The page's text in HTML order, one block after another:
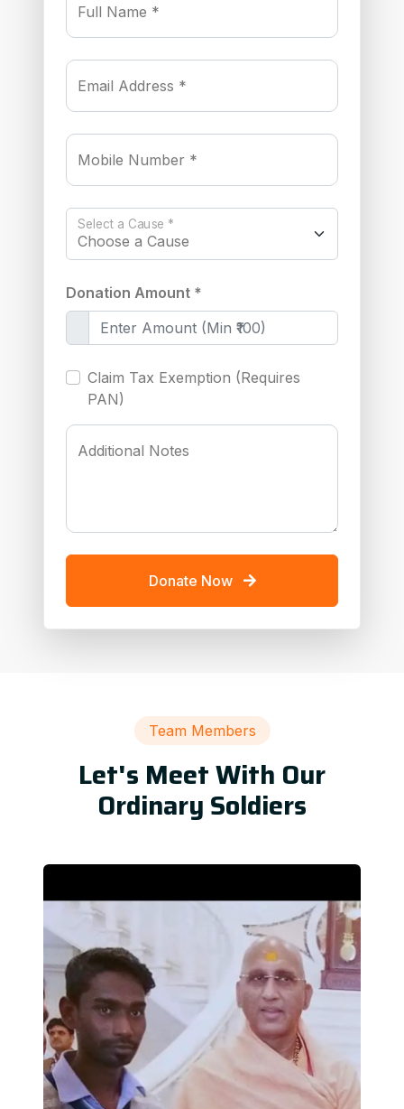
Full Name *
Email Address *
Mobile Number *
Select a Cause *
Donation Amount *
Claim Tax Exemption (Requires
PAN)
Additional Notes
Donate Now
Team Members
Let's Meet With Our
Ordinary Soldiers